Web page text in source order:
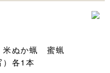
米ぬか蝋 蜜蝋
）各1本